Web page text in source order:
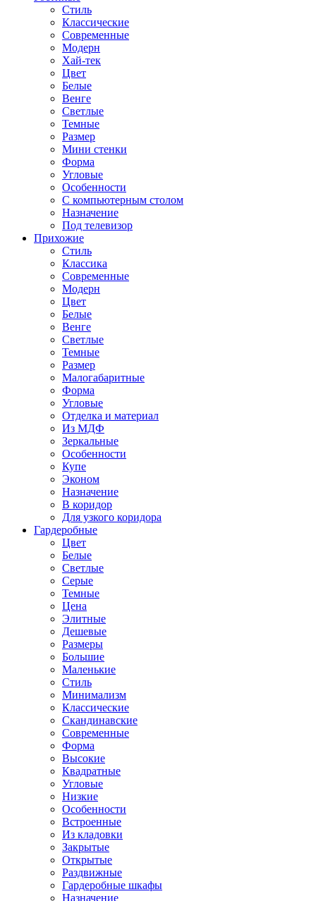
Стиль
Классические
Современные
Модерн
Хай-тек
Цвет
Белые
Венге
Светлые
Темные
Размер
Мини стенки
Форма
Угловые
Особенности
С компьютерным столом
Назначение
Под телевизор
Прихожие
Стиль
Классика
Современные
Модерн
Цвет
Белые
Венге
Светлые
Темные
Размер
Малогабаритные
Форма
Угловые
Отделка и материал
Из МДФ
Зеркальные
Особенности
Купе
Эконом
Назначение
В коридор
Для узкого коридора
Гардеробные
Цвет
Белые
Светлые
Серые
Темные
Цена
Элитные
Дешевые
Размеры
Большие
Маленькие
Стиль
Минимализм
Классические
Скандинавские
Современные
Форма
Высокие
Квадратные
Угловые
Низкие
Особенности
Встроенные
Из кладовки
Закрытые
Открытые
Раздвижные
Гардеробные шкафы
Назначение